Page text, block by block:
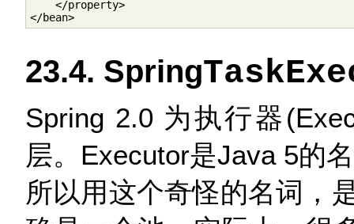
    </property>
</bean>
23.4. Spring
Spring 2.0 为执行器
层。Executor是Java 5的
所以用这个奇怪的名词，